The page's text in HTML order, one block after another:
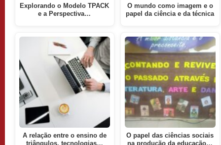
Explorando o Modelo TPACK
e a Perspectiva…
A relação entre o ensino de
triângulos, tecnologias…
O mundo como imagem e o
papel da ciência e da técnica
O papel das ciências sociais
na produção da educação…